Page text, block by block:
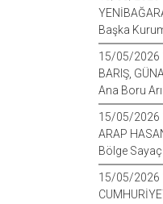
Başka
15/05/2026
BARIŞ,
Ana Boru
15/05/2026
ARAP
Bölge Sayaç
15/05/2026